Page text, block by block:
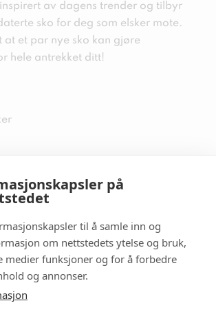
på
til å samle inn og
om nettstedets ytelse og bruk,
medier funksjoner og for å forbedre
og annonser.
av dagens trender og tilbyr
sko for deg som elsker mote.
at et par nye sko kan gjøre
hele antrekket ditt!
medier